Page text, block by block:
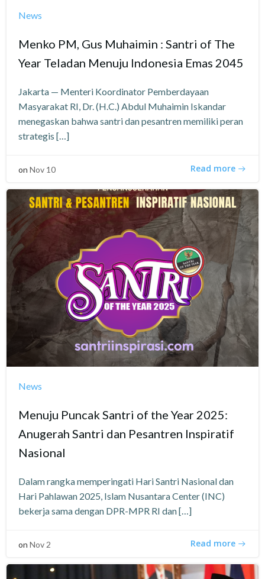
News
Menko PM, Gus Muhaimin : Santri of The
Year Teladan Menuju Indonesia Emas 2045
Jakarta — Menteri Koordinator Pemberdayaan
Masyarakat RI, Dr. (H.C.) Abdul Muhaimin Iskandar
menegaskan bahwa santri dan pesantren memiliki peran
strategis […]
on Nov 10 Read more
News
Menuju Puncak Santri of the Year 2025:
Anugerah Santri dan Pesantren Inspiratif
Nasional
Dalam rangka memperingati Hari Santri Nasional dan
Hari Pahlawan 2025, Islam Nusantara Center (INC)
bekerja sama dengan DPR-MPR RI dan […]
on Nov 2 Read more